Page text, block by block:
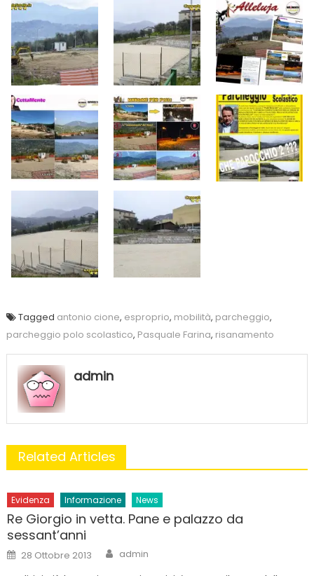
Tagged antonio cione, esproprio, mobilità, parcheggio,
parcheggio polo scolastico, Pasquale Farina, risanamento
admin
Related Articles
Evidenza Informazione News
Re Giorgio in vetta. Pane e palazzo da
sessant’anni
Posted
on
28 Ottobre 2013 Author
admin